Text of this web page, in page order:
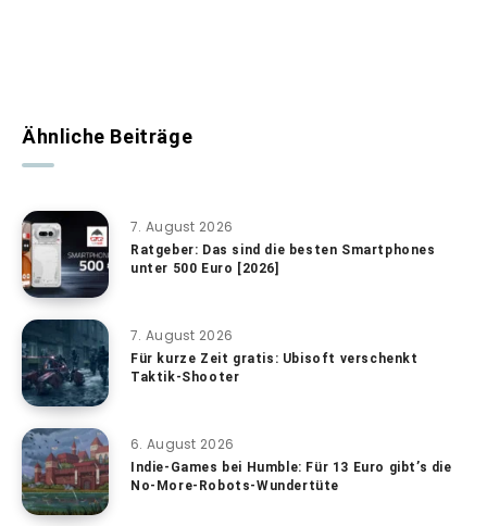
Ähnliche Beiträge
7. August 2026
Ratgeber: Das sind die besten Smartphones
unter 500 Euro [2026]
7. August 2026
Für kurze Zeit gratis: Ubisoft verschenkt
Taktik-Shooter
6. August 2026
Indie-Games bei Humble: Für 13 Euro gibt’s die
No-More-Robots-Wundertüte